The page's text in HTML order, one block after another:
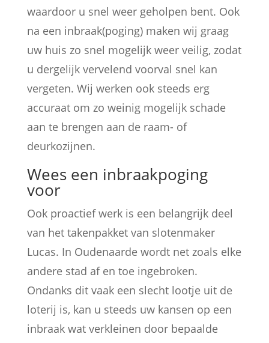
waardoor u snel weer geholpen bent. Ook
na een inbraak(poging) maken wij graag
uw huis zo snel mogelijk weer veilig, zodat
u dergelijk vervelend voorval snel kan
vergeten. Wij werken ook steeds erg
accuraat om zo weinig mogelijk schade
aan te brengen aan de raam- of
deurkozijnen.
Wees een inbraakpoging
voor
Ook proactief werk is een belangrijk deel
van het takenpakket van slotenmaker
Lucas. In Oudenaarde wordt net zoals elke
andere stad af en toe ingebroken.
Ondanks dit vaak een slecht lootje uit de
loterij is, kan u steeds uw kansen op een
inbraak wat verkleinen door bepaalde